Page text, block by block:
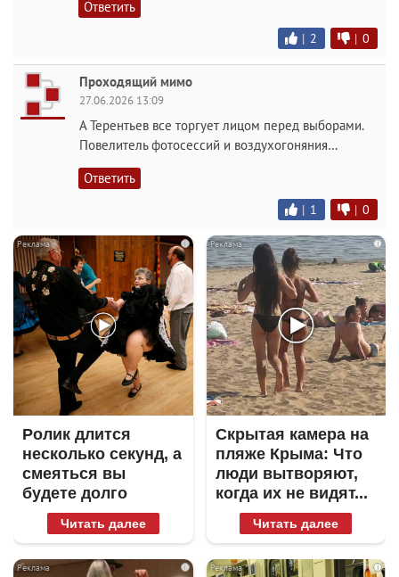
Ответить
| 2 | 0
Проходящий мимо
27.06.2026 13:09
А Терентьев все торгует лицом перед выборами.
Повелитель фотосессий и воздухогоняния…
Ответить
| 1 | 0
i
Ролик длится
несколько секунд, а
смеяться вы
будете долго
Читать далее
i
Скрытая камера на
пляже Крыма: Что
люди вытворяют,
когда их не видят...
Читать далее
i i